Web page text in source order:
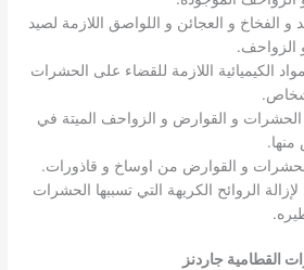
الفخاخ و العجائن و اللواصق اللازمة لصيد
الزواحف.
الكيميائية اللازمة للقضاء على الحشرات
و القوارض و الزواحف الميتة في
منها.
و القوارض من اوساخ و قاذورات.
الروائح الكريهة التي تسببها الحشرات
القطامية جاردنز